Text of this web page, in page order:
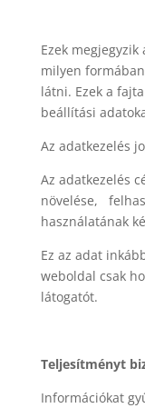
Ezek
milyen
látni. Ezek a
beállítási
Az adatkezelés
Az adatkezelés
növelése,
használatának
Ez az adat
weboldal csak
látogatót.
Teljesítményt
Információkat